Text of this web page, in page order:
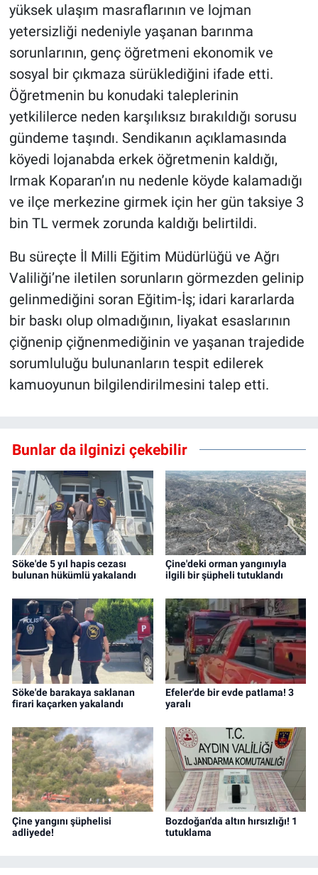
yüksek ulaşım masraflarının ve lojman
yetersizliği nedeniyle yaşanan barınma
sorunlarının, genç öğretmeni ekonomik ve
sosyal bir çıkmaza sürüklediğini ifade etti.
Öğretmenin bu konudaki taleplerinin
yetkililerce neden karşılıksız bırakıldığı sorusu
gündeme taşındı. Sendikanın açıklamasında
köyedi lojanabda erkek öğretmenin kaldığı,
Irmak Koparan’ın nu nedenle köyde kalamadığı
ve ilçe merkezine girmek için her gün taksiye 3
bin TL vermek zorunda kaldığı belirtildi.
Bu süreçte İl Milli Eğitim Müdürlüğü ve Ağrı
Valiliği’ne iletilen sorunların görmezden gelinip
gelinmediğini soran Eğitim-İş; idari kararlarda
bir baskı olup olmadığının, liyakat esaslarının
çiğnenip çiğnenmediğinin ve yaşanan trajedide
sorumluluğu bulunanların tespit edilerek
kamuoyunun bilgilendirilmesini talep etti.
Bunlar da ilginizi çekebilir
Söke'de 5 yıl hapis cezası
bulunan hükümlü yakalandı
Çine'deki orman yangınıyla
ilgili bir şüpheli tutuklandı
Söke'de barakaya saklanan
firari kaçarken yakalandı
Efeler'de bir evde patlama! 3
yaralı
Çine yangını şüphelisi
adliyede!
Bozdoğan'da altın hırsızlığı! 1
tutuklama